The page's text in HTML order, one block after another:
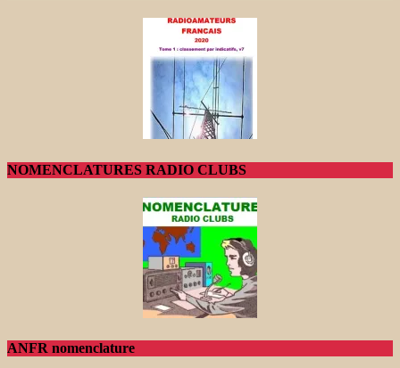
NOMENCLATURES RADIO CLUBS
ANFR nomenclature